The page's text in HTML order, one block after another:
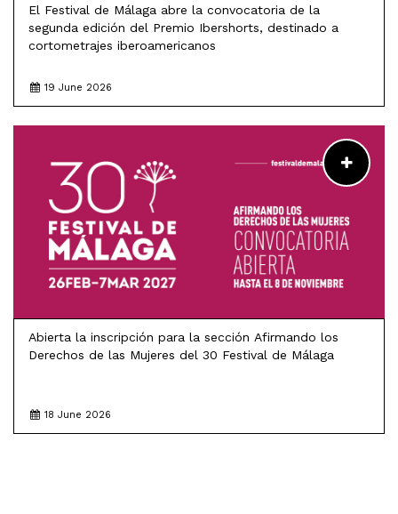
El Festival de Málaga abre la convocatoria de la
segunda edición del Premio Ibershorts, destinado a
cortometrajes iberoamericanos
19 June 2026
Abierta la inscripción para la sección Afirmando los
Derechos de las Mujeres del 30 Festival de Málaga
18 June 2026